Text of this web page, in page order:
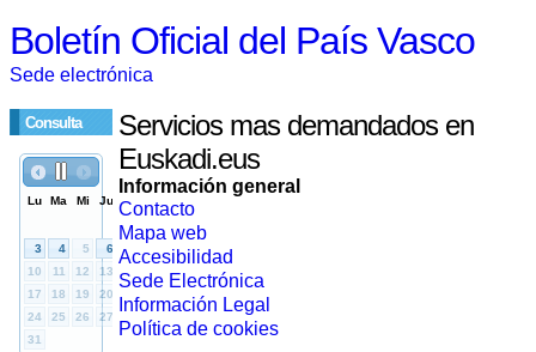
Boletín Oficial del País Vasco
Sede electrónica
Consulta
Servicios mas demandados en
Euskadi.eus
Información general
Contacto
Mapa web
Accesibilidad
Sede Electrónica
Información Legal
Política de cookies